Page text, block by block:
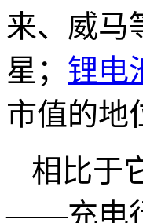
来、威马
星； 锂电
市值的地
相比于
——充电